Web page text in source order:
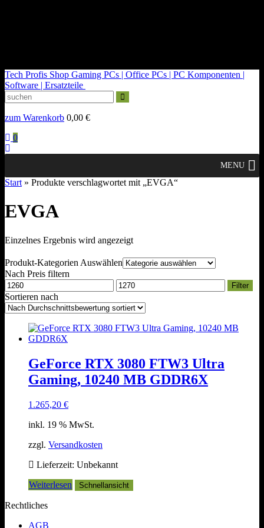
Tech Profis Shop Gaming PCs | Office PCs | PC Komponenten |
Software | Ersatzteile
zum Warenkorb 0,00 €
0
MENU
Start » Produkte verschlagwortet mit „EVGA“
EVGA
Einzelnes Ergebnis wird angezeigt
Produkt-Kategorien Auswählen
Nach Preis filtern
Min.
Preis
Max.
Preis
Filter
Sortieren nach
GeForce RTX 3080 FTW3 Ultra
Gaming, 10240 MB GDDR6X
1.265,20 €
inkl. 19 % MwSt.
zzgl. Versandkosten
Lieferzeit: Unbekannt
Weiterlesen
Schnellansicht
Rechtliches
AGB